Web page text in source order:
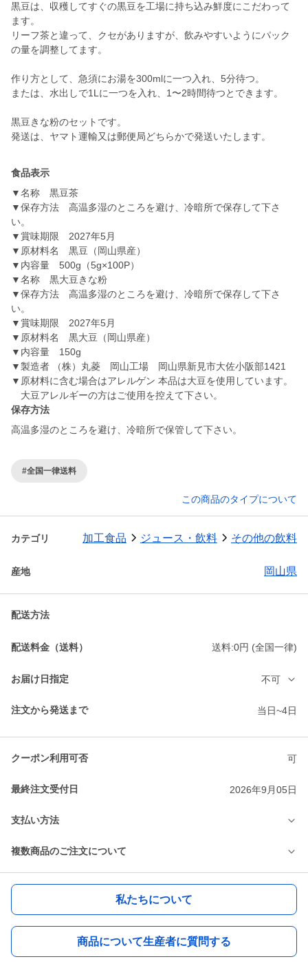
黒豆は、収穫してすぐの黒豆を工場に持ち込み鮮度にこだわって
ます。
リーフ茶と違って、クセがありますが、飲みやすいようにパック
の量を調整してます。
作り方として、急須にお湯を300mlに一つ入れ、5分待つ。
または、水出しで1Lに一つを入れ、1〜2時間待つとできます。
黒豆きな粉のセットです。
発送は、ヤマト運輸又は郵便局どちらかで発送いたします。
食品表示
▼名称 黒豆茶
▼保存方法 高温多湿のところを避け、冷暗所で保存して下さ
い。
▼賞味期限 2027年5月
▼原材料名 黒豆（岡山県産）
▼内容量 500g（5g×100P）
▼名称 黒大豆きな粉
▼保存方法 高温多湿のところを避け、冷暗所で保存して下さ
い。
▼賞味期限 2027年5月
▼原材料名 黒大豆（岡山県産）
▼内容量 150g
▼製造者 （株）丸菱 岡山工場 岡山県新見市大佐小阪部1421
▼原材料に含む場合はアレルゲン 本品は大豆を使用しています。
大豆アレルギーの方はご使用を控えて下さい。
保存方法
高温多湿のところを避け、冷暗所で保管して下さい。
#全国一律送料
この商品のタイプについて
カテゴリ 加工食品 ジュース・飲料 その他の飲料
産地 岡山県
配送方法
配送料金（送料） 送料:0円 (全国一律)
お届け日指定 不可
注文から発送まで 当日~4日
クーポン利用可否 可
最終注文受付日 2026年9月05日
支払い方法
複数商品のご注文について
私たちについて
商品について生産者に質問する